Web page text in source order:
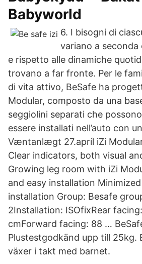
Babyworld
6. I bisogni di
variano a
e rispetto alle dinamiche
trovano a far fronte. Per le
di vita attivo, BeSafe ha
Modular, composto da una
seggiolini separati che
essere installati nell’auto con
Væntanlægt 27.apríl iZi
Clear indicators, both visual
Growing leg room with iZi
and easy installation
installation Group: Besafe
2Installation: ISOfixRear
cmForward facing: 88 …
Plustestgodkänd upp till 25kg.
växer i takt med barnet.